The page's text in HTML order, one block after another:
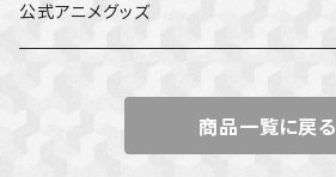
公式アニメグッズ
ダンジョンの中のひと
商品一覧に戻る